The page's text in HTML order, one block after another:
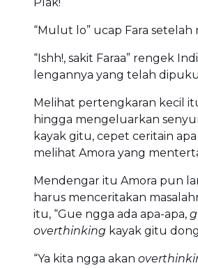
“Mulut lo” ucap Fara
“Ishh!, sakit Faraa” rengek
lengannya yang telah
Melihat pertengkaran kecil
hingga mengeluarkan
kayak gitu, cepet ceritain
melihat Amora yang
Mendengar itu Amora pun
harus menceritakan
itu, “Gue ngga ada apa-apa,
overthinking kayak gitu
“Ya kita ngga akan